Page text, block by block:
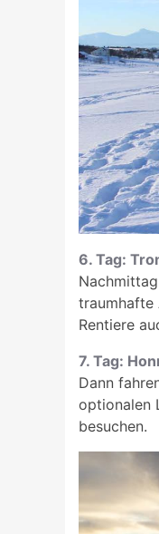
6. Tag:
traumhafte
Rentiere
7. Tag:
Dann
optionalen
besuchen.